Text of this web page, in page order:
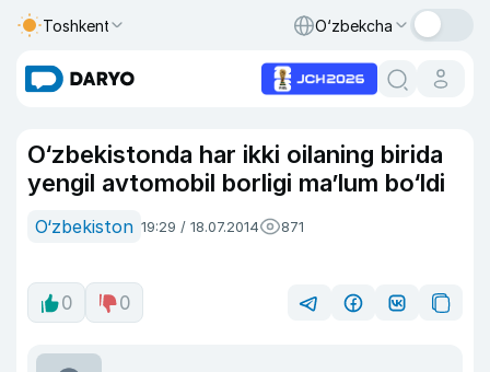
Toshkent O‘zbekcha
O‘zbekistonda har ikki oilaning birida
yengil avtomobil borligi ma’lum bo‘ldi
O‘zbekiston 19:29 / 18.07.2014 871
0 0